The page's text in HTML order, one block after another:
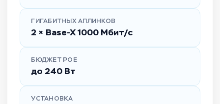
ГИГАБИТНЫХ АПЛИНКОВ
2 × Base-X 1000 Мбит/с
БЮДЖЕТ POE
до 240 Вт
УСТАНОВКА